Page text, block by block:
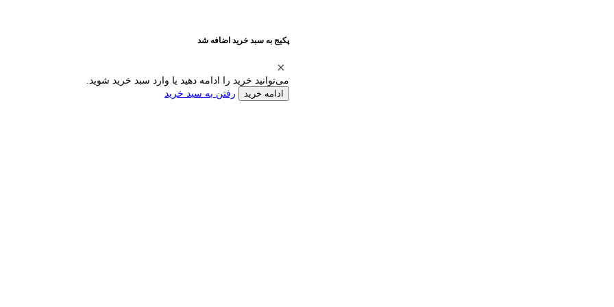
پکیج به سبد خرید اضافه شد
می‌توانید خرید را ادامه دهید یا وارد سبد خرید شوید.
ادامه خرید رفتن به سبد خرید